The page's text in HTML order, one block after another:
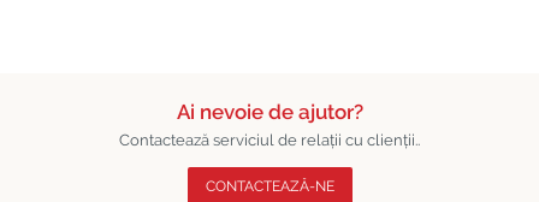
Ai nevoie de ajutor?
Contactează serviciul de relații cu clienții..
CONTACTEAZĂ-NE